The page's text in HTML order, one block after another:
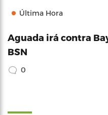
Última Hora
Aguada irá contra
BSN
0